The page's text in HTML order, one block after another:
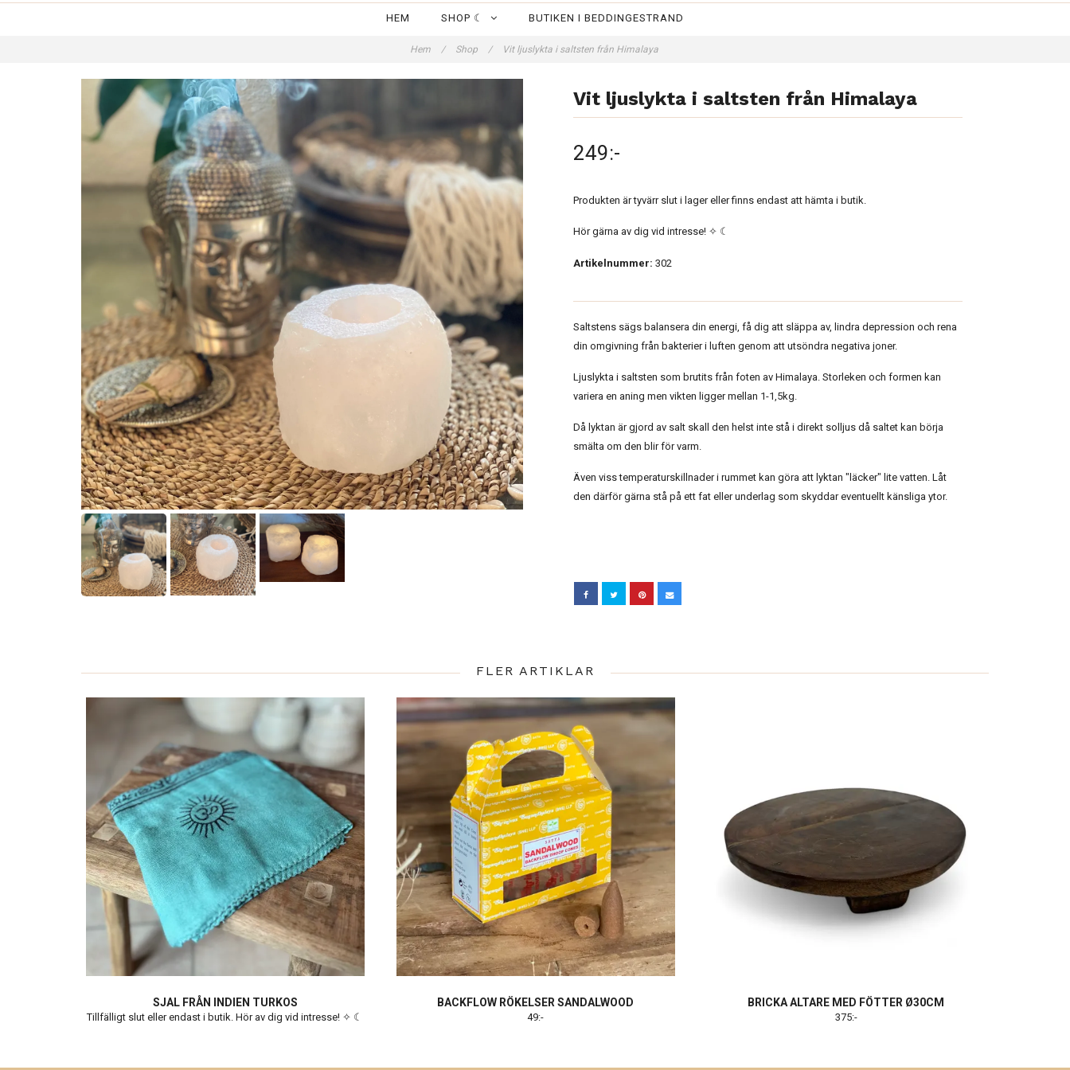
HEM SHOP ☾ BUTIKEN I BEDDINGESTRAND
Hem / Shop / Vit ljuslykta i saltsten från Himalaya
Vit ljuslykta i saltsten från Himalaya
249:-
Produkten är tyvärr slut i lager eller finns endast att hämta i butik.
Hör gärna av dig vid intresse! ✧ ☾
Artikelnummer: 302
Saltstens sägs balansera din energi, få dig att släppa av, lindra depression och rena
din omgivning från bakterier i luften genom att utsöndra negativa joner.
Ljuslykta i saltsten som brutits från foten av Himalaya. Storleken och formen kan
variera en aning men vikten ligger mellan 1-1,5kg.
Då lyktan är gjord av salt skall den helst inte stå i direkt solljus då saltet kan börja
smälta om den blir för varm.
Även viss temperaturskillnader i rummet kan göra att lyktan "läcker" lite vatten. Låt
den därför gärna stå på ett fat eller underlag som skyddar eventuellt känsliga ytor.
FLER ARTIKLAR
SJAL FRÅN INDIEN TURKOS
Tillfälligt slut eller endast i butik. Hör av dig vid intresse! ✧ ☾
BACKFLOW RÖKELSER SANDALWOOD
49:-
BRICKA ALTARE MED FÖTTER Ø30CM
375:-